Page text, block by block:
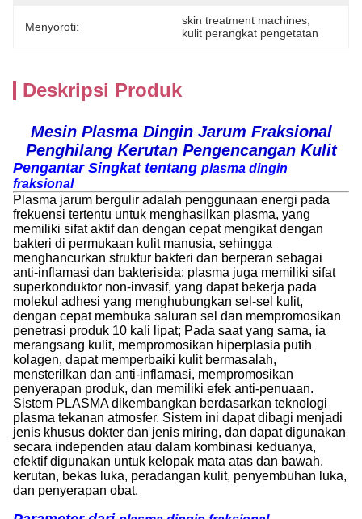
Menyoroti: skin treatment machines
kulit perangkat pengetatan
Deskripsi Produk
Mesin Plasma Dingin Jarum Fraksional
Penghilang Kerutan Pengencangan Kulit
Pengantar Singkat tentang plasma dingin
fraksional
Plasma jarum bergulir adalah penggunaan energi pada
frekuensi tertentu untuk menghasilkan plasma, yang
memiliki sifat aktif dan dengan cepat mengikat dengan
bakteri di permukaan kulit manusia, sehingga
menghancurkan struktur bakteri dan berperan sebagai
anti-inflamasi dan bakterisida; plasma juga memiliki sifat
superkonduktor non-invasif, yang dapat bekerja pada
molekul adhesi yang menghubungkan sel-sel kulit,
dengan cepat membuka saluran sel dan mempromosikan
penetrasi produk 10 kali lipat; Pada saat yang sama, ia
merangsang kulit, mempromosikan hiperplasia putih
kolagen, dapat memperbaiki kulit bermasalah,
mensterilkan dan anti-inflamasi, mempromosikan
penyerapan produk, dan memiliki efek anti-penuaan.
Sistem PLASMA dikembangkan berdasarkan teknologi
plasma tekanan atmosfer. Sistem ini dapat dibagi menjadi
jenis khusus dokter dan jenis miring, dan dapat digunakan
secara independen atau dalam kombinasi keduanya,
efektif digunakan untuk kelopak mata atas dan bawah,
kerutan, bekas luka, peradangan kulit, penyembuhan luka,
dan penyerapan obat.